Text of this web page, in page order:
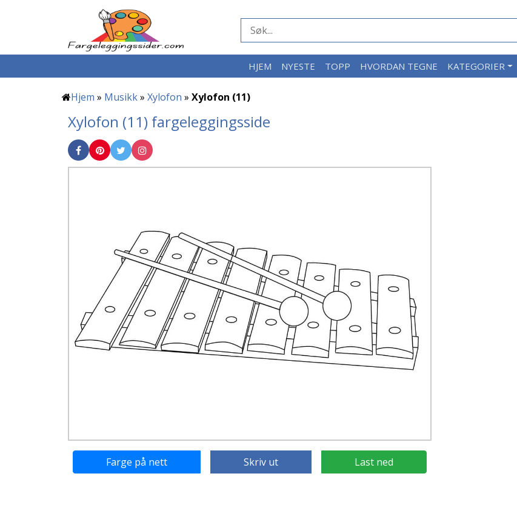
HJEM NYESTE TOPP HVORDAN TEGNE KATEGORIER
Hjem » Musikk» Xylofon » Xylofon (11)
Xylofon (11) fargeleggingsside
Farge på nett Skriv ut Last ned